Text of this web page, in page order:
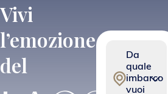
Vivi
l’emozione
del
Da
quale
imbarco
vuoi